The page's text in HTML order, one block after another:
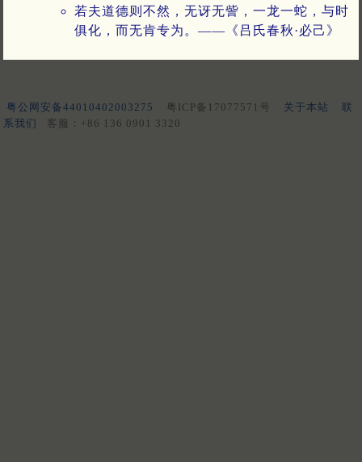
若夫道德则不然，无讶无訾，一龙一蛇，与时
俱化，而无肯专为。——《吕氏春秋·必己》
粤公网安备44010402003275 粤ICP备17077571号 关于本站
联
系我们
客服：+86 136 0901 3320